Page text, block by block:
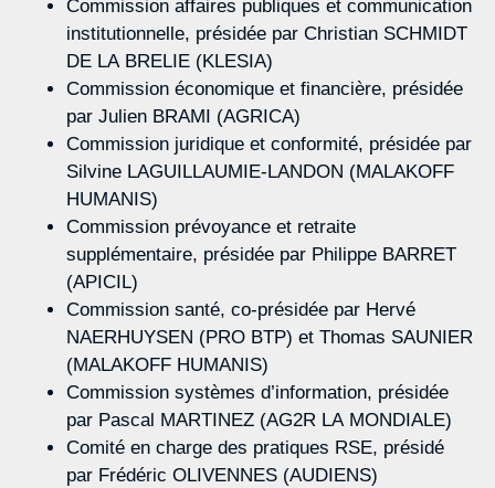
Commission affaires publiques et communication
institutionnelle, présidée par Christian SCHMIDT
DE LA BRELIE (KLESIA)
Commission économique et financière, présidée
par Julien BRAMI (AGRICA)
Commission juridique et conformité, présidée par
Silvine LAGUILLAUMIE-LANDON (MALAKOFF
HUMANIS)
Commission prévoyance et retraite
supplémentaire, présidée par Philippe BARRET
(APICIL)
Commission santé, co-présidée par Hervé
NAERHUYSEN (PRO BTP) et Thomas SAUNIER
(MALAKOFF HUMANIS)
Commission systèmes d’information, présidée
par Pascal MARTINEZ (AG2R LA MONDIALE)
Comité en charge des pratiques RSE, présidé
par Frédéric OLIVENNES (AUDIENS)